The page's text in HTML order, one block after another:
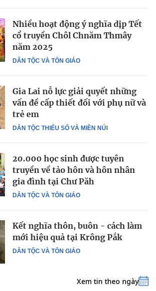
DÂN TỘC VÀ TÔN GIÁO
Nhiều hoạt động ý nghĩa dịp Tết
cổ truyền Chôl Chnăm Thmây
năm 2025
DÂN TỘC THIỂU SỐ VÀ MIỀN NÚI
Gia Lai nỗ lực giải quyết những
vấn đề cấp thiết đối với phụ nữ và
trẻ em
DÂN TỘC VÀ TÔN GIÁO
20.000 học sinh được tuyên
truyền về tảo hôn và hôn nhân
gia đình tại Chư Păh
DÂN TỘC VÀ TÔN GIÁO
Kết nghĩa thôn, buôn - cách làm
mới hiệu quả tại Krông Pắk
Xem tin theo ngày